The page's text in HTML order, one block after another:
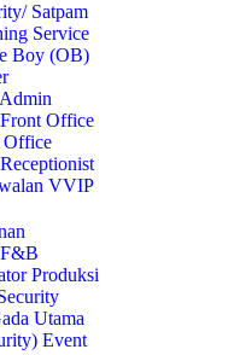
Satpam
Service
Boy (OB)
Office
Office
VVIP
F&B
Produksi
Utama
Event